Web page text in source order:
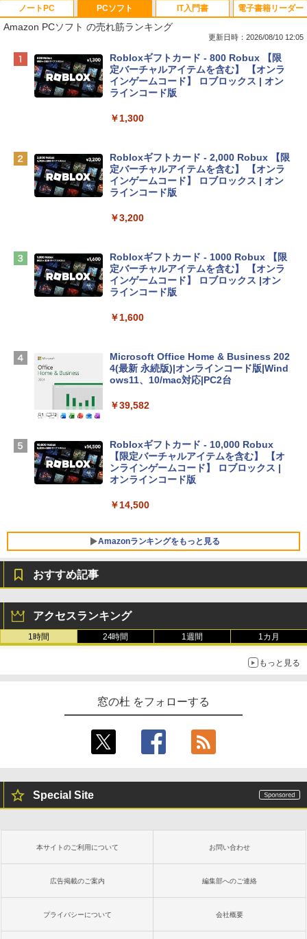
ノートPC
Apple 2026 MacBook Neo A18 Proチッ
プ搭載13インチノートブック：AIとAppl
e Intelligenceのために設計、Liquid Ret
inaディスプレイ、8GBユニファイドメモ
eTime HDカメラ - インディゴ
tomtoc 360°保護 15.6 16インチ パソコ
ンケース Dell NEC Lavie ASUS HP dyna
【Amazon.co.jp限定】 HP ノートパソコ
ン 15-fd 15.6インチ 16GBメモリ 512GB
SSD インテル Core 5
￥129,800
Apple 2026 MacBook Air M5チップ搭載
13インチノートブック：AIとApple Intell
igence、13.6インチLiquid Retinaディ
TB SSDストレージ、12MPセンターフレ
￥261,414
コン Vivobook 15 M1502NAQ 15.6イン
版) 搭載 Windows 11 重量1.7kg Wi-Fi 6
E クワイエットブルー M1502NAQ-R716
5BUWS
￥109,800
PCソフト
Amazon PCソフト の売れ筋ランキング
更新日時：2026/08/10 12:05
Robloxギフトカード - 800 Robux 【限
定バーチャルアイテムを含む】 【オンラ
インゲームコード】 ロブロックス | オン
ラインコード版
￥1,300
Robloxギフトカード - 2,000 Robux 【限
定バーチャルアイテムを含む】 【オンラ
インゲームコード】 ロブロックス | オン
ラインコード版
￥3,200
Robloxギフトカード - 1000 Robux 【限
定バーチャルアイテムを含む】 【オンラ
インゲームコード】 ロブロックス |オン
ラインコード版
￥1,600
Microsoft Office Home & Business 202
4(最新 永続版)|オンラインコード版|Wind
ows11、10/mac対応|PC2台
￥39,582
Robloxギフトカード - 10,000 Robux
【限定バーチャルアイテムを含む】 【オ
ンラインゲームコード】 ロブロックス |
オンラインコード版
￥14,500
Amazonランキングをもっと見る
IT入門書
￥1,766
bデザイン入門講座［第2版］
非エンジニア 初心者 素人 でも安心 使い
方 マニュアル AI副業にもコンテンツ作成
にもKindle出版にも！ 非エンジニアのた
￥99
AIイラスト表現辞典: 思い通りの絵を引き
￥480
電子書籍リーダー
ない、大きな画面で読みやすい、6週間持
続バッテリー、6インチディスプレイ電子
書籍リーダー、マッチャ、16GB、広告な
し
Kindle Paperwhite シグニチャーエディ
るさ自動調整、色調調節ライト、12週間
持続バッテリー、広告なし、メタリック
ブラック
￥27,980
ンチディスプレイ、色調調節ライト、12
週間持続バッテリー、広告なし、ブラッ
Amazon Kindle Colorsoft | 16GBストレ
ージ、防水、7インチカラーディスプレ
おすすめ記事
アクセスランキング
1時間 24時間 1週間 1カ月
もっと見る
窓の杜 をフォローする
Special Site
本サイトのご利用について お問い合わせ
広告掲載のご案内 編集部へのご連絡
プライバシーについて 会社概要